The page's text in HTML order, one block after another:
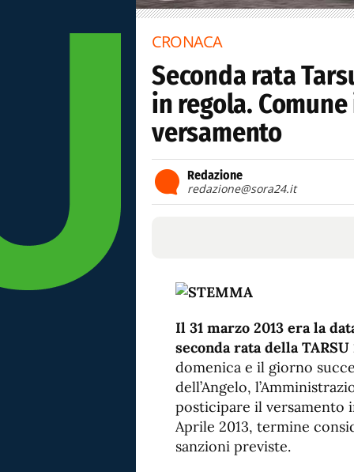
CRONACA
Seconda rata
in regola.
versamento
Redazione
redazione@sora24.it
Il 31 marzo 2013 era la
seconda rata della TARSU
domenica e il giorno
dell’Angelo,
posticipare il versamento
Aprile 2013, termine
sanzioni previste.